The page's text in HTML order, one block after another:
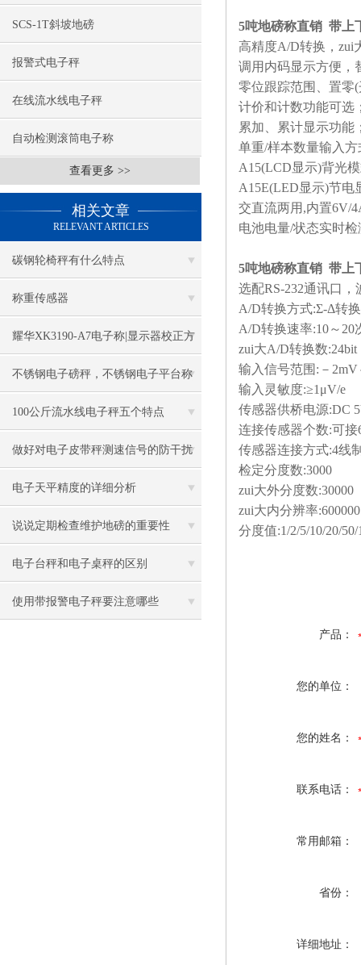
SCS-1T斜坡地磅
报警式电子秤
在线流水线电子秤
自动检测滚筒电子称
查看更多 >>
相关文章
RELEVANT ARTICLES
碳钢轮椅秤有什么特点
称重传感器
耀华XK3190-A7电子称|显示器校正方
法
不锈钢电子磅秤，不锈钢电子平台称
100公斤流水线电子秤五个特点
做好对电子皮带秤测速信号的防干扰
工作
电子天平精度的详细分析
说说定期检查维护地磅的重要性
电子台秤和电子桌秤的区别
使用带报警电子秤要注意哪些
5吨地磅称直销 带上
高精度A/D转换，zui
调用内码显示方便，
零位跟踪范围、置零(
计价和计数功能可选
累加、累计显示功能
单重/样本数量输入
A15(LCD显示)背光
A15E(LED显示)节电
交直流两用 ,内置6V/
电池电量/状态实时检
5吨地磅称直销 带上
选配RS-232通讯口，
A/D转换方式:Σ-Δ转
A/D转换速率:10～ 20
zui大A/D转换数:24bit
输入信号范围 : － 2mV
输入灵敏度:≥1μV/e
传感器供桥电源:DC
连接传感器个数:可接
传感器连接方式:4线
检定分度数:3000
zui大外分度数:30000
zui大内分辨率:600000
分度值:1/2/5/10/20/50/
产品：
您的单位：
您的姓名：
联系电话：
常用邮箱：
省份：
详细地址：